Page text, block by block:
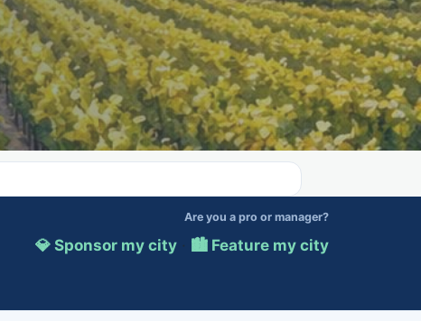
Are you a pro or manager?
💎 Sponsor my city · 🏙️ Feature my city